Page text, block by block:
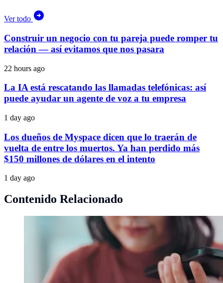
Ver todo
Construir un negocio con tu pareja puede romper tu
relación — así evitamos que nos pasara
22 hours ago
La IA está rescatando las llamadas telefónicas: así
puede ayudar un agente de voz a tu empresa
1 day ago
Los dueños de Myspace dicen que lo traerán de
vuelta de entre los muertos. Ya han perdido más
$150 millones de dólares en el intento
1 day ago
Contenido Relacionado